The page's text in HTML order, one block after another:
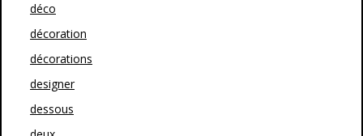
déco
décoration
décorations
designer
dessous